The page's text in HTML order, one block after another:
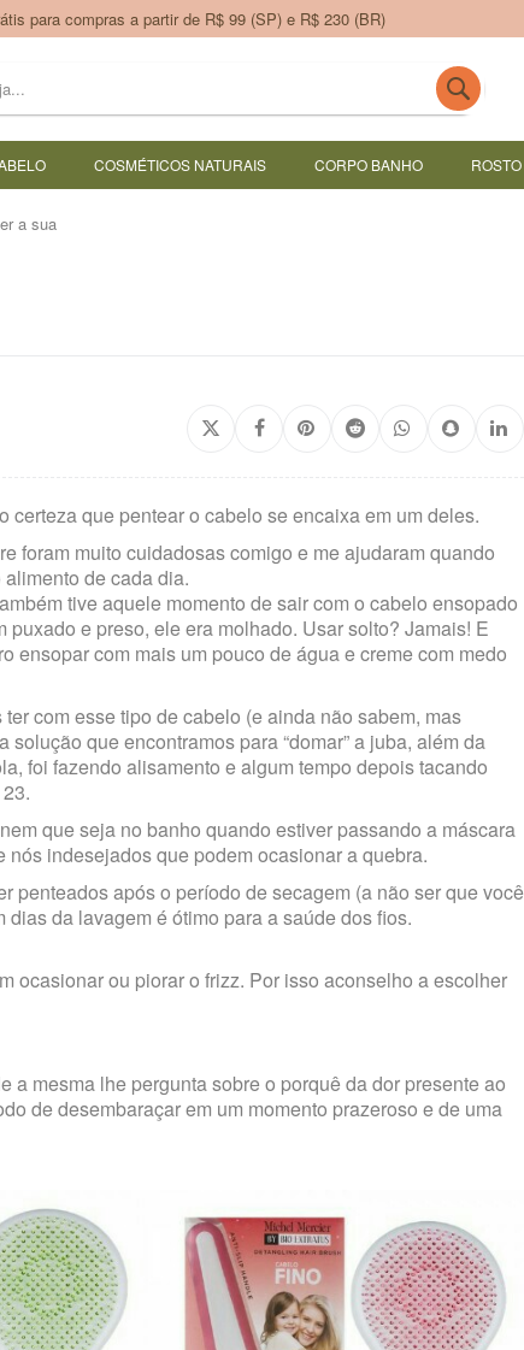
para compras a partir de R$ 99 (SP) e R$ 230 (BR)
COSMÉTICOS NATURAIS CORPO BANHO ROSTO
a sua
que pentear o cabelo se encaixa em um deles.
foram muito cuidadosas comigo e me ajudaram quando
de cada dia.
tive aquele momento de sair com o cabelo ensopado
e preso, ele era molhado. Usar solto? Jamais! E
ensopar com mais um pouco de água e creme com medo
com esse tipo de cabelo (e ainda não sabem, mas
que encontramos para “domar” a juba, além da
foi fazendo alisamento e algum tempo depois tacando
que seja no banho quando estiver passando a máscara
indesejados que podem ocasionar a quebra.
penteados após o período de secagem (a não ser que você
da lavagem é ótimo para a saúde dos fios.
ocasionar ou piorar o frizz. Por isso aconselho a escolher
mesma lhe pergunta sobre o porquê da dor presente ao
de desembaraçar em um momento prazeroso e de uma